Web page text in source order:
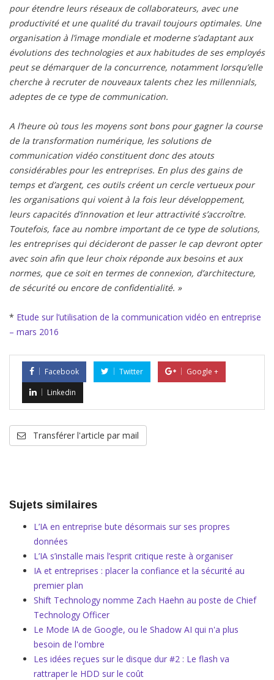
pour étendre leurs réseaux de collaborateurs, avec une
productivité et une qualité du travail toujours optimales. Une
organisation à l’image mondiale et moderne s’adaptant aux
évolutions des technologies et aux habitudes de ses employés
peut se démarquer de la concurrence, notamment lorsqu’elle
cherche à recruter de nouveaux talents chez les millennials,
adeptes de ce type de communication.
A l’heure où tous les moyens sont bons pour gagner la course
de la transformation numérique, les solutions de
communication vidéo constituent donc des atouts
considérables pour les entreprises. En plus des gains de
temps et d’argent, ces outils créent un cercle vertueux pour
les organisations qui voient à la fois leur développement,
leurs capacités d’innovation et leur attractivité s’accroître.
Toutefois, face au nombre important de ce type de solutions,
les entreprises qui décideront de passer le cap devront opter
avec soin afin que leur choix réponde aux besoins et aux
normes, que ce soit en termes de connexion, d’architecture,
de sécurité ou encore de confidentialité. »
* Etude sur l’utilisation de la communication vidéo en entreprise
– mars 2016
Facebook Twitter
Google +
Linkedin
Transférer l'article par mail
Sujets similaires
L’IA en entreprise bute désormais sur ses propres
données
L’IA s’installe mais l’esprit critique reste à organiser
IA et entreprises : placer la confiance et la sécurité au
premier plan
Shift Technology nomme Zach Haehn au poste de Chief
Technology Officer
Le Mode IA de Google, ou le Shadow AI qui n'a plus
besoin de l'ombre
Les idées reçues sur le disque dur #2 : Le flash va
rattraper le HDD sur le coût